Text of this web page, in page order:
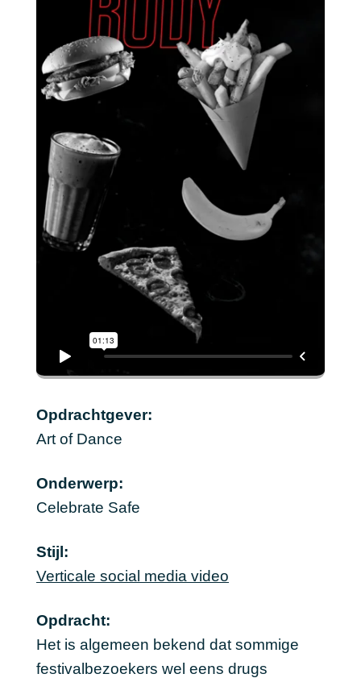
Opdrachtgever:
Art of Dance
Onderwerp:
Celebrate Safe
Stijl:
Verticale social media video
Opdracht:
Het is algemeen bekend dat sommige
festivalbezoekers wel eens drugs